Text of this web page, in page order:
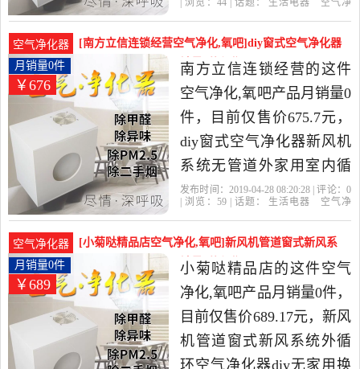
中性价比很高的空气净化,
氧吧，由广东 深圳发货。
| 浏览： 44| 话题： 生活电器
空气净
空气净化器
[南方立信连锁经营空气净化,氧吧]diy窗式空气净化器
新风机系统无管道月销量0件仅售675.7元
￥676
月销量0件
南方立信连锁经营的这件
空气净化,氧吧产品月销量0
件，目前仅售价675.7元，
diy窗式空气净化器新风机
系统无管道外家用室内循
环负离子pm2.5是2019年南
电器当中性价比很高的空
气净化,氧吧，由浙江 宁波
发货。
发布时间：2019-04-28 08:20:28 | 评论： 0
| 浏览： 59| 话题： 生活电器
空气净
空气净化器
[小菊哒精品店空气净化,氧吧]新风机管道窗式新风系
统外循环空气净化月销量0件仅售689.17元
￥689
月销量0件
小菊哒精品店的这件空气
净化,氧吧产品月销量0件，
目前仅售价689.17元，新风
机管道窗式新风系统外循
环空气净化器diy无家用换